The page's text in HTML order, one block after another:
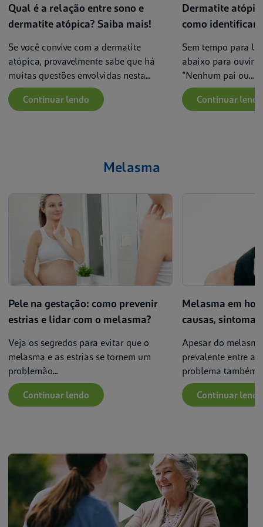
Qual é a relação entre sono e
dermatite atópica? Saiba mais!
Se você convive com a dermatite
atópica, provavelmente sabe que há
muitas questões envolvidas nesta...
Continuar lendo
Dermatite
como identificar
Sem tempo para
abaixo para ouvir
“Nenhum pai ou...
Continuar lendo
Melasma
Pele na gestação: como prevenir
estrias e lidar com o melasma?
Veja os segredos para evitar que o
melasma e as estrias se tornem um
problemão...
Continuar lendo
Melasma em
causas,
Apesar do
prevalente entre as
problema também
Continuar lendo